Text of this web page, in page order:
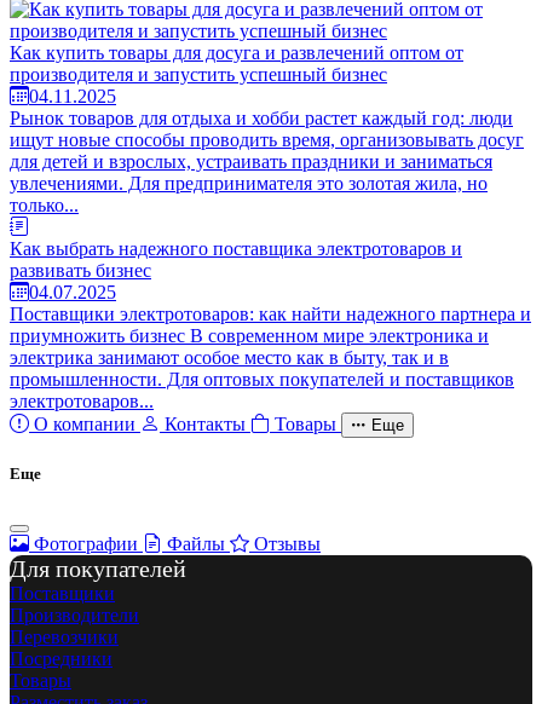
Как купить товары для досуга и развлечений оптом от
производителя и запустить успешный бизнес
04.11.2025
Рынок товаров для отдыха и хобби растет каждый год: люди
ищут новые способы проводить время, организовывать досуг
для детей и взрослых, устраивать праздники и заниматься
увлечениями. Для предпринимателя это золотая жила, но
только...
Как выбрать надежного поставщика электротоваров и
развивать бизнес
04.07.2025
Поставщики электротоваров: как найти надежного партнера и
приумножить бизнес В современном мире электроника и
электрика занимают особое место как в быту, так и в
промышленности. Для оптовых покупателей и поставщиков
электротоваров...
О компании
Контакты Товары Еще
Еще
Фотографии Файлы Отзывы
Для покупателей
Поставщики
Производители
Перевозчики
Посредники
Товары